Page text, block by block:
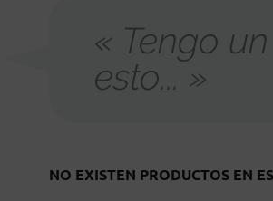
« Tengo
esto... »
NO EXISTEN PRODUCTOS EN